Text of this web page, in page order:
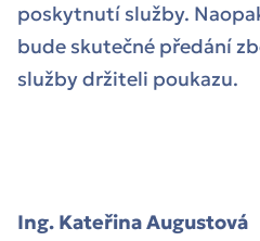
poskytnutí služby.
bude skutečné předání
služby držiteli poukazu.
Ing. Kateřina Augustová